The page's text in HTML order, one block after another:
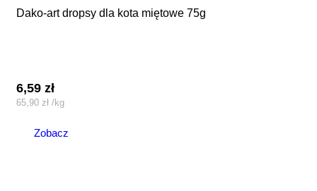
dako-art dropsy dla kota miętowe 75g
6,59zł
65,90 zł /kg
Zobacz